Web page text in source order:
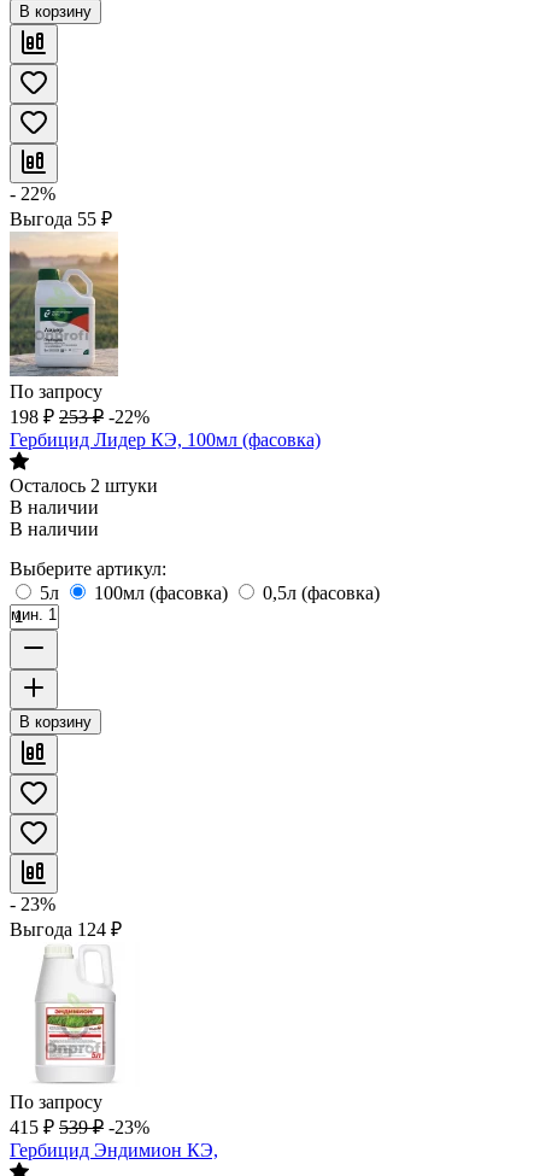
В корзину
- 22%
Выгода 55 ₽
По запросу
198 ₽ 253 ₽ -22%
Гербицид Лидер КЭ, 100мл (фасовка)
Осталось 2 штуки
В наличии
В наличии
Выберите артикул:
5л
100мл (фасовка) 0,5л (фасовка)
мин. 1
В корзину
- 23%
Выгода 124 ₽
По запросу
415 ₽ 539 ₽ -23%
Гербицид Эндимион КЭ,